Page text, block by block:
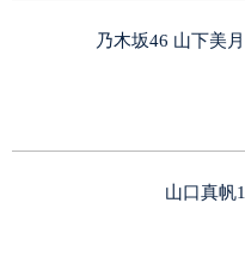
乃木坂46 山下美
山口真帆